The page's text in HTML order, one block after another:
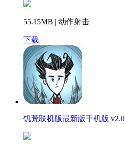
55.15MB | 动作射击
下载
饥荒联机版最新版手机版 v2.0